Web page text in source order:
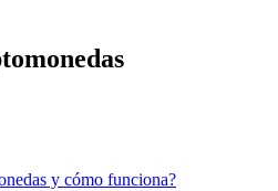
y cómo funciona?